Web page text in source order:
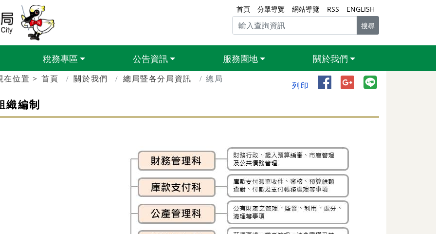
首頁 分眾導覽 網站導覽 RSS
ENGLISH
搜尋
稅務專區 公告資訊 服務園地 關於我們
在位置 首頁 關於我們 總局暨各分局資訊
總局
列印
分享到 Facebook（另開新
分享到 Google+（
織編制